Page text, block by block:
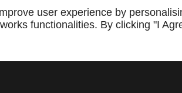
user experience by
functionalities. By clicking "I